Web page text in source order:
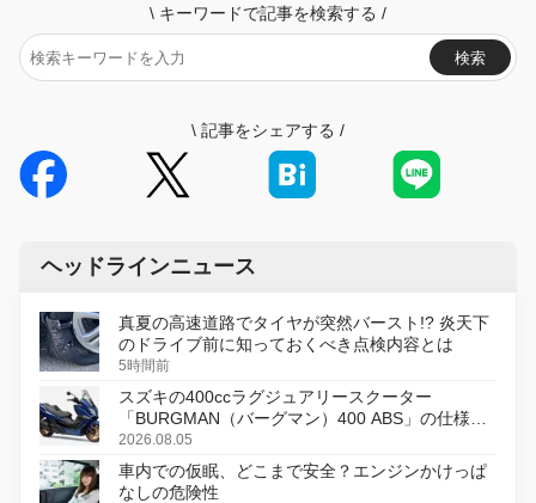
\ キーワードで記事を検索する /
検索
\ 記事をシェアする /
ヘッドラインニュース
真夏の高速道路でタイヤが突然バースト!? 炎天下
のドライブ前に知っておくべき点検内容とは
5時間前
スズキの400ccラグジュアリースクーター
「BURGMAN（バーグマン）400 ABS」の仕様を
変更し、8月18日に発売
2026.08.05
車内での仮眠、どこまで安全？エンジンかけっぱ
なしの危険性